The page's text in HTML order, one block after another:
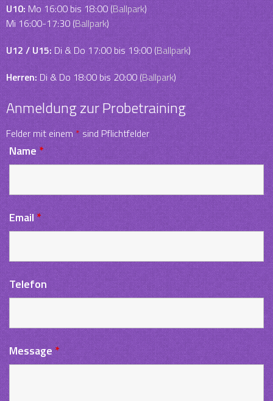
U10: Mo 16:00 bis 18:00 (Ballpark)
Mi 16:00-17:30 (Ballpark)
U12 / U15:Di & Do 17:00 bis 19:00 (Ballpark)
Herren:Di & Do 18:00 bis 20:00 (Ballpark)
Anmeldung zur Probetraining
Felder mit einem * sind Pflichtfelder
Name*
Email *
Telefon
Message*